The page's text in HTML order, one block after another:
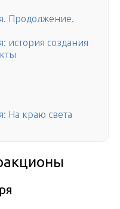
Продолжение.
история создания
На краю света